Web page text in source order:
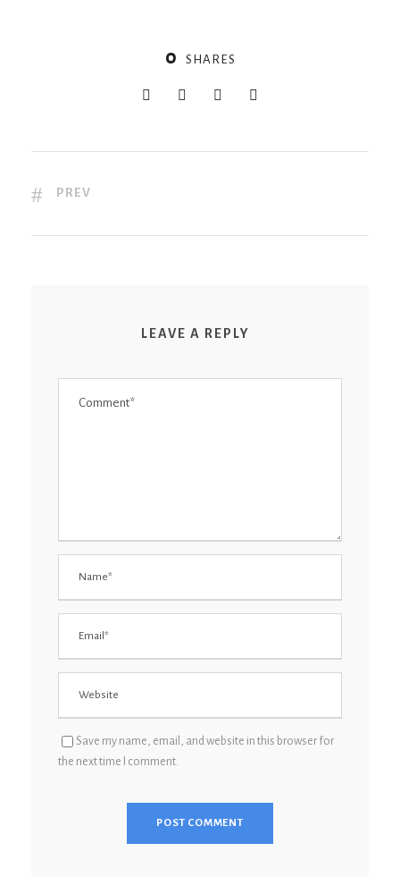
0 SHARES
PREV
LEAVE A REPLY
Save my name, email, and website in this browser for
the next time I comment.